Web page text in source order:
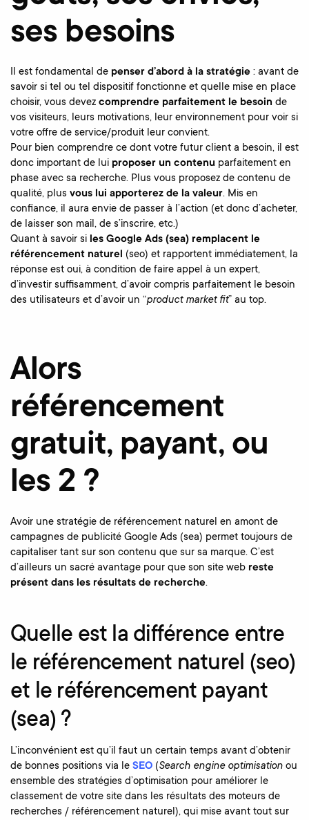
ses besoins
Il est fondamental de penser d’abord à la stratégie : avant de
savoir si tel ou tel dispositif fonctionne et quelle mise en place
choisir, vous devez comprendre parfaitement le besoin de
vos visiteurs, leurs motivations, leur environnement pour voir si
votre offre de service/produit leur convient.
Pour bien comprendre ce dont votre futur client a besoin, il est
donc important de lui proposer un contenu parfaitement en
phase avec sa recherche. Plus vous proposez de contenu de
qualité, plus vous lui apporterez de la valeur. Mis en
confiance, il aura envie de passer à l’action (et donc d’acheter,
de laisser son mail, de s’inscrire, etc.)
Quant à savoir si les Google Ads (sea) remplacent le
référencement naturel (seo) et rapportent immédiatement, la
réponse est oui, à condition de faire appel à un expert,
d’investir suffisamment, d’avoir compris parfaitement le besoin
des utilisateurs et d’avoir un “product market fit” au top.
Alors
référencement
gratuit, payant, ou
les 2 ?
Avoir une stratégie de référencement naturel en amont de
campagnes de publicité Google Ads (sea) permet toujours de
capitaliser tant sur son contenu que sur sa marque. C’est
d’ailleurs un sacré avantage pour que son site web reste
présent dans les résultats de recherche.
Quelle est la différence entre
le référencement naturel (seo)
et le référencement payant
(sea) ?
L’inconvénient est qu’il faut un certain temps avant d’obtenir
de bonnes positions via le SEO (Search engine optimisation ou
ensemble des stratégies d’optimisation pour améliorer le
classement de votre site dans les résultats des moteurs de
recherches / référencement naturel), qui mise avant tout sur